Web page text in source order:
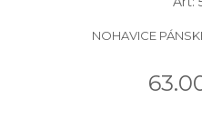
NOHAVICE